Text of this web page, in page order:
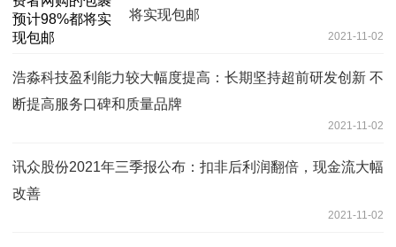
将实现包邮
2021-11-02
浩淼科技盈利能力较大幅度提高：长期坚持超前研发创新 不
断提高服务口碑和质量品牌
2021-11-02
讯众股份2021年三季报公布：扣非后利润翻倍，现金流大幅
改善
2021-11-02